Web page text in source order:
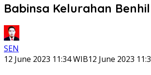
Babinsa Kelurahan
SEN
12 June 2023 11:34 WIB12 June 2023